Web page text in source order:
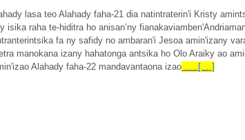
lasa teo Alahady faha-21 dia natintraterin'i Kristy
isika raha te-hiditra ho anisan’ny
fa ny safidy no ambaran'i Jesoa amin'izany
manokana izany hahatonga antsika ho Olo Araiky ao
Alahady faha-22 mandavantaona izao .....[....]